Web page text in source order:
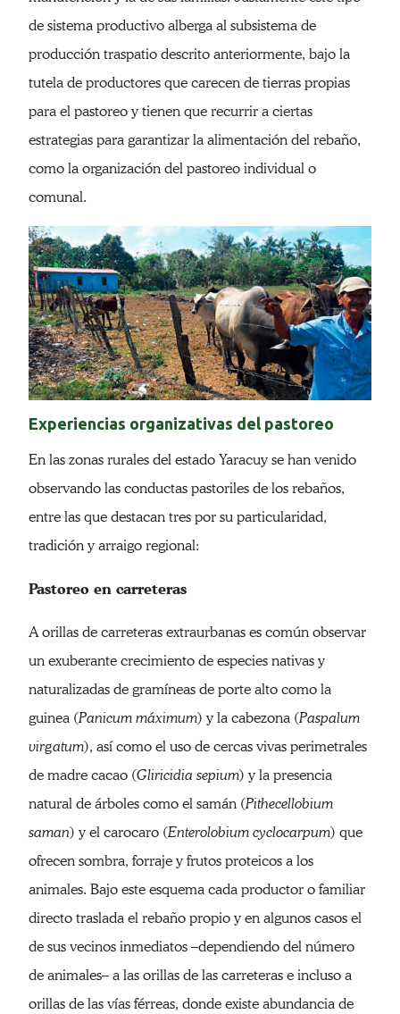
de sistema productivo alberga al subsistema de
producción traspatio descrito anteriormente, bajo la
tutela de productores que carecen de tierras propias
para el pastoreo y tienen que recurrir a ciertas
estrategias para garantizar la alimentación del rebaño,
como la organización del pastoreo individual o
comunal.
Experiencias organizativas del pastoreo
En las zonas rurales del estado Yaracuy se han venido
observando las conductas pastoriles de los rebaños,
entre las que destacan tres por su particularidad,
tradición y arraigo regional:
Pastoreo en carreteras
A orillas de carreteras extraurbanas es común observar
un exuberante crecimiento de especies nativas y
naturalizadas de gramíneas de porte alto como la
guinea (Panicum máximum) y la cabezona (Paspalum
virgatum), así como el uso de cercas vivas perimetrales
de madre cacao (Gliricidia sepium) y la presencia
natural de árboles como el samán (Pithecellobium
saman) y el carocaro (Enterolobium cyclocarpum) que
ofrecen sombra, forraje y frutos proteicos a los
animales. Bajo este esquema cada productor o familiar
directo traslada el rebaño propio y en algunos casos el
de sus vecinos inmediatos –dependiendo del número
de animales– a las orillas de las carreteras e incluso a
orillas de las vías férreas, donde existe abundancia de